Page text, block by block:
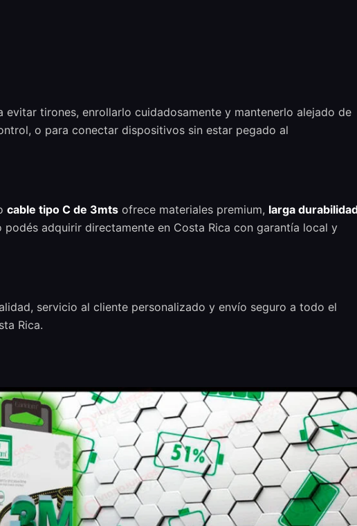
evitar tirones, enrollarlo cuidadosamente y mantenerlo alejado de
o para conectar dispositivos sin estar pegado al
cable tipo C de 3mts ofrece materiales premium, larga
adquirir directamente en Costa Rica con garantía local y
servicio al cliente personalizado y envío seguro a todo el
Rica.